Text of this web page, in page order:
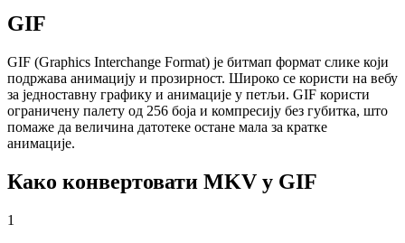
GIF
GIF (Graphics Interchange Format) je битмап формат слике који
подржава анимацију и прозирност. Широко се користи на вебу
за једноставну графику и анимације у петљи. GIF користи
ограничену палету од 256 боја и компресију без губитка, што
помаже да величина датотеке остане мала за кратке
анимације.
Како конвертовати MKV у GIF
1